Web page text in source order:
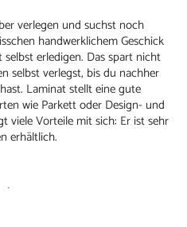
verlegen und suchst noch
handwerklichem Geschick
erledigen. Das spart nicht
selbst verlegst, bis du nachher
Laminat stellt eine gute
wie Parkett oder Design- und
viele Vorteile mit sich: Er ist sehr
erhältlich.